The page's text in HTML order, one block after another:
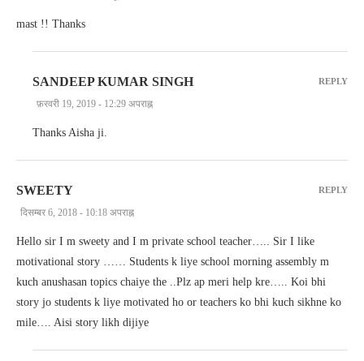
mast !! Thanks
SANDEEP KUMAR SINGH
फ़रवरी 19, 2019 - 12:29 अपराह्न
Thanks Aisha ji.
REPLY
SWEETY
दिसम्बर 6, 2018 - 10:18 अपराह्न
Hello sir I m sweety and I m private school teacher….. Sir I like
motivational story …… Students k liye school morning assembly m
kuch anushasan topics chaiye the ..Plz ap meri help kre….. Koi bhi
story jo students k liye motivated ho or teachers ko bhi kuch sikhne ko
mile…. Aisi story likh dijiye
REPLY